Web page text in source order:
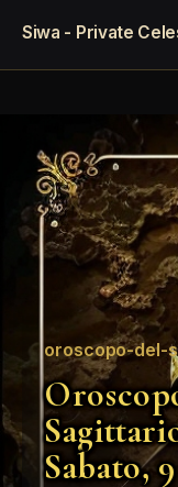
Siwa - Private
oroscopo-del-
Sabato,